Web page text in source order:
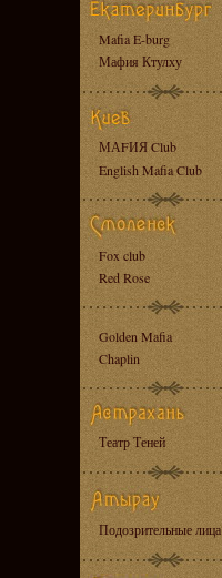
Mafia E-burg
Мафия Ктулху
МАFИЯ Club
English Mafia Club
Fox club
Red Rose
Golden Mafia
Chaplin
Театр Теней
Подозрительные лица